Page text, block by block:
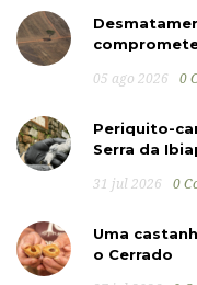
05 ago 2026 0
Periquito-
Serra da
31 jul 2026 0
Uma
o Cerrado